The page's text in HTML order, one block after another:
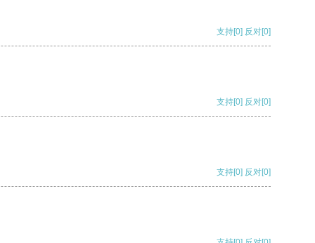
支持[0] 反对[0]
支持[0] 反对[0]
支持[0] 反对[0]